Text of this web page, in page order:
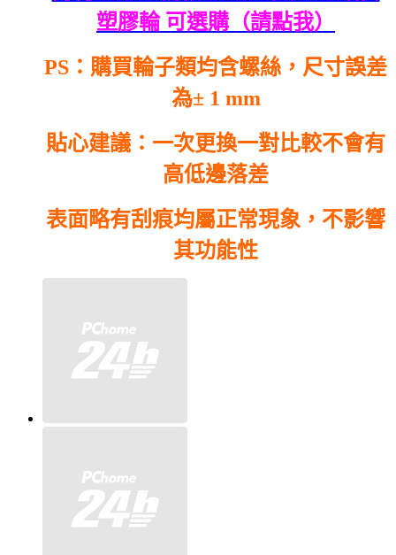
塑膠輪 可選購（請點我）
PS：購買輪子類均含螺絲，尺寸誤差
為± 1 mm
貼心建議：一次更換一對比較不會有
高低邊落差
表面略有刮痕均屬正常現象， 不影響
其功能性